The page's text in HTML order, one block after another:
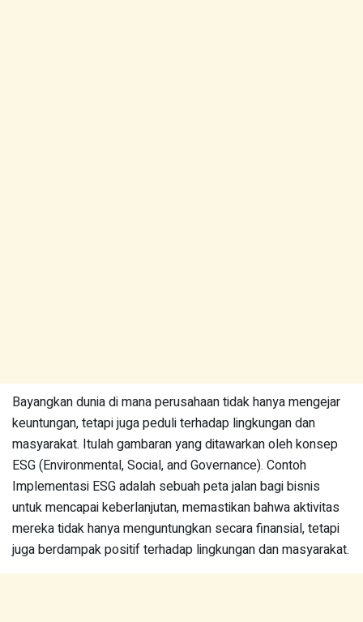
Bayangkan dunia di mana perusahaan tidak hanya mengejar
keuntungan, tetapi juga peduli terhadap lingkungan dan
masyarakat. Itulah gambaran yang ditawarkan oleh konsep
ESG (Environmental, Social, and Governance). Contoh
Implementasi ESG adalah sebuah peta jalan bagi bisnis
untuk mencapai keberlanjutan, memastikan bahwa aktivitas
mereka tidak hanya menguntungkan secara finansial, tetapi
juga berdampak positif terhadap lingkungan dan masyarakat.